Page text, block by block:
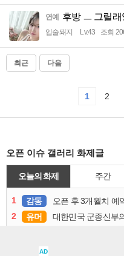
연예 후방 ㅡ 그릴
입술돼지 Lv.43 조회
최근 다음
1 2
오픈 이슈 갤러리 화제글
오늘의 화제 주간
1 감동 오픈 후 3개월치 예
2
유머 대한민국 군종신부
연예AD